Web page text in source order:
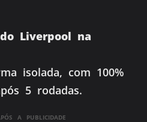
Liverpool na
isolada, com 100%
5 rodadas.
A PUBLICIDADE